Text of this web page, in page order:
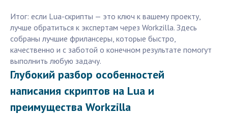
Итог: если Lua-скрипты — это ключ к вашему проекту,
лучше обратиться к экспертам через Workzilla. Здесь
собраны лучшие фрилансеры, которые быстро,
качественно и с заботой о конечном результате помогут
выполнить любую задачу.
Глубокий разбор особенностей
написания скриптов на Lua и
преимущества Workzilla